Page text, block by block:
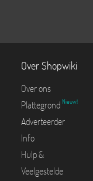
Over Shopwiki
Over ons
Plattegrond Nieuw!
Adverteerder
Info
Hulp &
Veelgestelde